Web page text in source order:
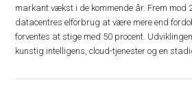
markant vækst i de kommende år. Frem mod
datacentres elforbrug at være mere end
forventes at stige med 50 procent.
kunstig intelligens, cloud-tjenester og en